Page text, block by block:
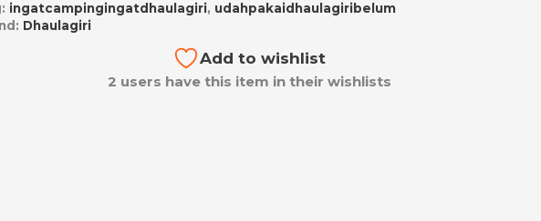
ingatcampingingatdhaulagiri, udahpakaidhaulagiribelum
Dhaulagiri
Add to wishlist
2 users have this item in their wishlists